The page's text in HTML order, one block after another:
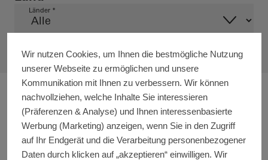
Länder *
Wir nutzen Cookies, um Ihnen die bestmögliche Nutzung
unserer Webseite zu ermöglichen und unsere
Kommunikation mit Ihnen zu verbessern. Wir können
nachvollziehen, welche Inhalte Sie interessieren
(Präferenzen & Analyse) und Ihnen interessenbasierte
Werbung (Marketing) anzeigen, wenn Sie in den Zugriff
auf Ihr Endgerät und die Verarbeitung personenbezogener
Daten durch klicken auf „akzeptieren“ einwilligen. Wir